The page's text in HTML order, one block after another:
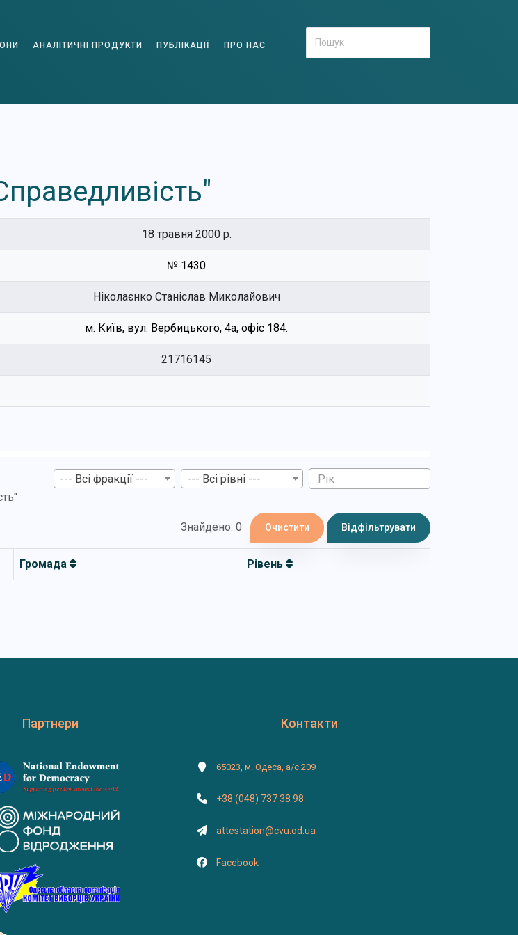
АНАЛІТИЧНІ ПРОДУКТИ ПУБЛІКАЦІЇ ПРО НАС
18 травня 2000 р.
№ 1430
Ніколаєнко Станіслав Миколайович
м. Київ, вул. Вербицького, 4а, офіс 184.
21716145
--- Всі фракції --- --- Всі рівні ---
Знайдено: 0 Очистити Відфільтрувати
Громада Рівень
Партнери Контакти
65023, м. Одеса, а/с 209
+38 (048) 737 38 98
attestation@cvu.od.ua
Facebook